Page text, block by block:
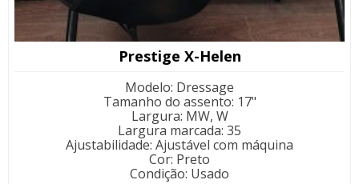
Prestige X-Helen
Modelo: Dressage
Tamanho do assento: 17"
Largura: MW, W
Largura marcada: 35
Ajustabilidade: Ajustável com máquina
Cor: Preto
Condição: Usado